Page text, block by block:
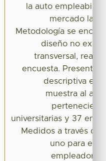
la auto
mercado
Metodología se
diseño no
transversal,
encuesta.
descriptiva e
muestra al
universitarias y 37
Medidos a través de
uno para